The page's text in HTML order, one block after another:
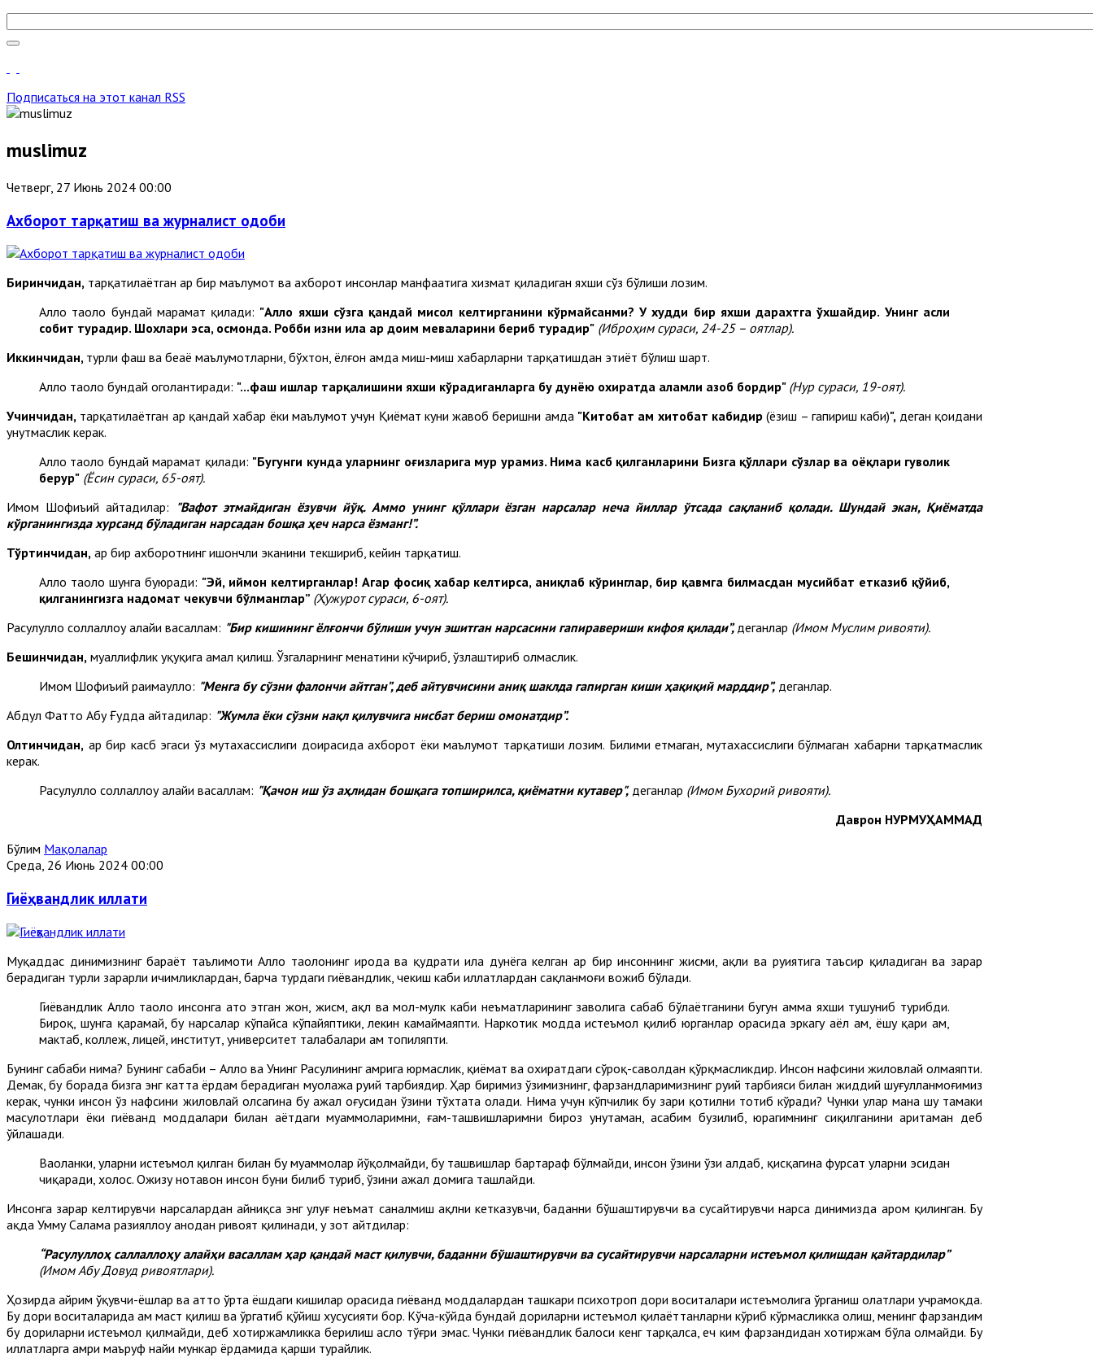
Подписаться на этот канал RSS
muslimuz
Четверг, 27 Июнь 2024 00:00
Ахборот тарқатиш ва журналист одоби
Биринчидан, тарқатилаётган ҳар бир маълумот ва ахборот инсонлар манфаатига хизмат қиладиган яхши сўз бўлиши лозим.
Аллоҳ таоло бундай марҳамат қилади: "Аллоҳ яхши сўзга қандай мисол келтирганини кўрмайсанми? У худди бир яхши дарахтга ўхшайдир. Унинг асли
собит турадир. Шохлари эса, осмонда. Робби изни ила ҳар доим меваларини бериб турадир" (Иброҳим сураси, 24-25 – оятлар).
Иккинчидан, турли фаҳш ва беҳаё маълумотларни, бўхтон, ёлғон ҳамда миш-миш хабарларни тарқатишдан эҳтиёт бўлиш шарт.
Аллоҳ таоло бундай огоҳлантиради: "...фаҳш ишлар тарқалишини яхши кўрадиганларга бу дунёю охиратда аламли азоб бордир" (Нур сураси, 19-оят).
Учинчидан, тарқатилаётган ҳар қандай хабар ёки маълумот учун Қиёмат куни жавоб беришни ҳамда "Китобат ҳам хитобат кабидир(ёзиш – гапириш каби)", деган қоидани
унутмаслик керак.
Аллоҳ таоло бундай марҳамат қилади: "Бугунги кунда уларнинг оғизларига муҳр урамиз. Нима касб қилганларини Бизга қўллари сўзлар ва оёқлари гувоҳлик
берур" (Ёсин сураси, 65-оят).
Имом Шофиъий айтадилар: "Вафот этмайдиган ёзувчи йўқ. Аммо унинг қўллари ёзган нарсалар неча йиллар ўтсада сақланиб қолади. Шундай экан, Қиёматда
кўрганингизда хурсанд бўладиган нарсадан бошқа ҳеч нарса ёзманг!”.
Тўртинчидан, ҳар бир ахборотнинг ишончли эканини текшириб, кейин тарқатиш.
Аллоҳ таоло шунга буюради: "Эй, иймон келтирганлар! Агар фосиқ хабар келтирса, аниқлаб кўринглар, бир қавмга билмасдан мусийбат етказиб қўйиб,
қилганингизга надомат чекувчи бўлманглар” (Ҳужурот сураси, 6-оят).
Расулуллоҳ соллаллоҳу алайҳи васаллам: "Бир кишининг ёлғончи бўлиши учун эшитган нарсасини гапиравериши кифоя қилади”,деганлар (Имом Муслим ривояти).
Бешинчидан, муаллифлик ҳуқуқига амал қилиш. Ўзгаларнинг меҳнатини кўчириб, ўзлаштириб олмаслик.
Имом Шофиъий раҳимаҳуллоҳ: "Менга бу сўзни фалончи айтган”, деб айтувчисини аниқ шаклда гапирган киши ҳақиқий марддир”,деганлар.
Абдул Фаттоҳ Абу Ғудда айтадилар: "Жумла ёки сўзни нақл қилувчига нисбат бериш омонатдир”.
Олтинчидан, ҳар бир касб эгаси ўз мутахассислиги доирасида ахборот ёки маълумот тарқатиши лозим. Билими етмаган, мутахассислиги бўлмаган хабарни тарқатмаслик
керак.
Расулуллоҳ соллаллоҳу алайҳи васаллам: "Қачон иш ўз аҳлидан бошқага топширилса, қиёматни кутавер",деганлар (Имом Бухорий ривояти).
Даврон НУРМУҲАММАД
Бўлим Мақолалар
Среда, 26 Июнь 2024 00:00
Гиёҳвандлик иллати
Муқаддас динимизнинг барҳаёт таълимоти Аллоҳ таолонинг ирода ва қудрати ила дунёга келган ҳар бир инсоннинг жисми, ақли ва руҳиятига таъсир қиладиган ва зарар
берадиган турли зарарли ичимликлардан, барча турдаги гиёҳвандлик, чекиш каби иллатлардан сақланмоғи вожиб бўлади.
Гиёҳвандлик Аллоҳ таолo инсонга ато этган жон, жисм, ақл ва мол-мулк каби неъматларининг заволига сабаб бўлаётганини бугун ҳамма яхши тушуниб турибди.
Бироқ, шунга қарамай, бу нарсалар кўпайса кўпайяптики, лекин камаймаяпти. Наркотик модда истеъмол қилиб юрганлар орасида эркагу аёл ҳам, ёшу қари ҳам,
мактаб, коллеж, лицей, институт, университет талабалари ҳам топиляпти.
Бунинг сабаби нима? Бунинг сабаби – Аллоҳ ва Унинг Расулининг амрига юрмаслик, қиёмат ва охиратдаги сўроқ-саволдан қўрқмасликдир. Инсон нафсини жиловлай олмаяпти.
Демак, бу борада бизга энг катта ёрдам берадиган муолажа руҳий тарбиядир. Ҳар биримиз ўзимизнинг, фарзандларимизнинг руҳий тарбияси билан жиддий шуғулланмоғимиз
керак, чунки инсон ўз нафсини жиловлай олсагина бу ажал оғусидан ўзини тўхтата олади. Нима учун кўпчилик бу заҳри қотилни тотиб кўради? Чунки улар мана шу тамаки
маҳсулотлари ёки гиёҳванд моддалари билан ҳаётдаги муаммоларимни, ғам-ташвишларимни бироз унутаман, асабим бузилиб, юрагимнинг сиқилганини аритаман деб
ўйлашади.
Ваҳоланки, уларни истеъмол қилган билан бу муаммолар йўқолмайди, бу ташвишлар бартараф бўлмайди, инсон ўзини ўзи алдаб, қисқагина фурсат уларни эсидан
чиқаради, холос. Ожизу нотавон инсон буни билиб туриб, ўзини ажал домига ташлайди.
Инсонга зарар келтирувчи нарсалардан айниқса энг улуғ неъмат саналмиш ақлни кетказувчи, баданни бўшаштирувчи ва сусайтирувчи нарса динимизда ҳаром қилинган. Бу
ҳақда Умму Салама разияллоҳу анҳодан ривоят қилинади, у зот айтдилар:
“Расулуллоҳ саллаллоҳу алайҳи васаллам ҳар қандай маст қилувчи, баданни бўшаштирувчи ва сусайтирувчи нарсаларни истеъмол қилишдан қайтардилар”
(Имом Абу Довуд ривоятлари).
Ҳозирда айрим ўқувчи-ёшлар ва ҳатто ўрта ёшдаги кишилар орасида гиёҳванд моддалардан ташкари психотроп дори воситалари истеъмолига ўрганиш ҳолатлари учрамоқда.
Бу дори воситаларида ҳам маст қилиш ва ўргатиб қўйиш хусусияти бор. Кўча-кўйда бундай дориларни истеъмол қилаёттанларни кўриб кўрмасликка олиш, менинг фарзандим
бу дориларни истеъмол қилмайди, деб хотиржамликка берилиш асло тўғри эмас. Чунки гиёҳвандлик балоси кенг тарқалса, ҳеч ким фарзандидан хотиржам бўла олмайди. Бу
иллатларга амри маъруф наҳйи мункар ёрдамида қарши турайлик.